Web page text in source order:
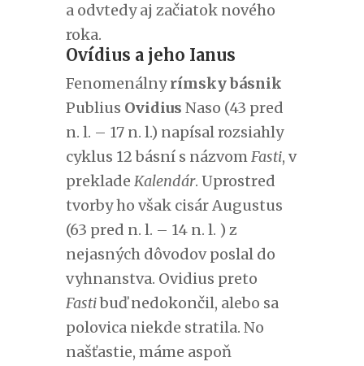
a odvtedy aj začiatok nového
roka.
Ovídius a jeho Ianus
Fenomenálnyrímsky básnik
Publius Ovidius Naso (43 pred
n. l. – 17 n. l.) napísal rozsiahly
cyklus 12 básní s názvomFasti, v
preklade Kalendár. Uprostred
tvorby ho však cisár Augustus
(63 pred n. l. – 14 n. l. ) z
nejasných dôvodov poslal do
vyhnanstva. Ovidius preto
Fastibuď nedokončil, alebo sa
polovica niekde stratila. No
našťastie, máme aspoň